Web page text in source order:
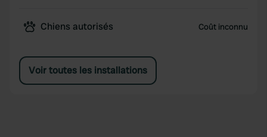
Chiens autorisés Coût inconnu
Voir toutes les installations